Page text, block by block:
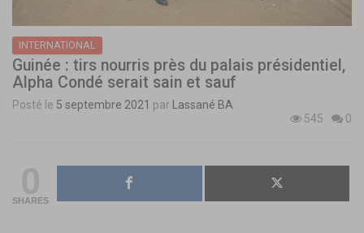
INTERNATIONAL
Guinée : tirs nourris près du palais présidentiel,
Alpha Condé serait sain et sauf
Posté le 5 septembre 2021 par Lassané BA
545
0
SHARES